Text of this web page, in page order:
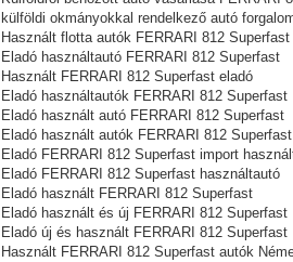
külföldi okmányokkal rendelkező autó
Használt flotta autók FERRARI 812 Superfast
Eladó használtautó FERRARI 812 Superfast
Használt FERRARI 812 Superfast eladó
Eladó használtautók FERRARI 812 Superfast
Eladó használt autó FERRARI 812 Superfast
Eladó használt autók FERRARI 812 Superfast
Eladó FERRARI 812 Superfast import
Eladó FERRARI 812 Superfast használtautó
Eladó használt FERRARI 812 Superfast
Eladó használt és új FERRARI 812 Superfast
Eladó új és használt FERRARI 812 Superfast
Használt FERRARI 812 Superfast autók